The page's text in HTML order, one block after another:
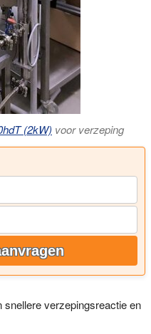
(2kW) voor verzeping
snellere verzepingsreactie en